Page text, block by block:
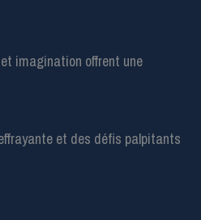
imagination offrent une